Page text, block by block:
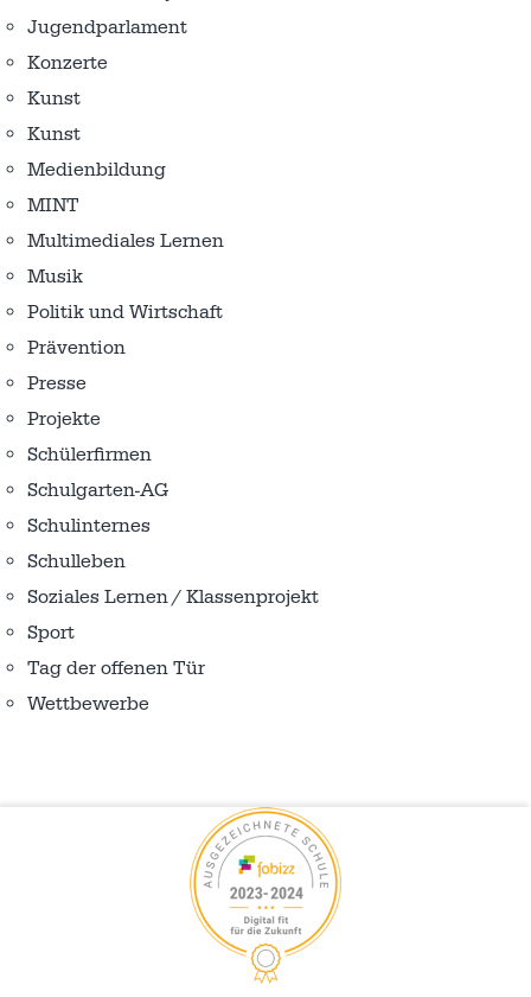
Jugendparlament
Konzerte
Kunst
Kunst
Medienbildung
MINT
Multimediales Lernen
Musik
Politik und Wirtschaft
Prävention
Presse
Projekte
Schülerfirmen
Schulgarten-AG
Schulinternes
Schulleben
Soziales Lernen / Klassenprojekt
Sport
Tag der offenen Tür
Wettbewerbe